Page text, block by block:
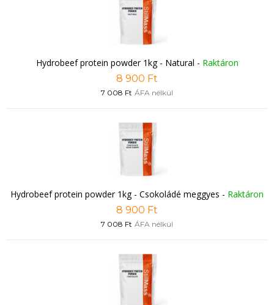
Hydrobeef protein powder 1kg - Natural - Raktáron
8 900 Ft
7 008 Ft ÁFA nélkül
Hydrobeef protein powder 1kg - Csokoládé meggyes - Raktáron
8 900 Ft
7 008 Ft ÁFA nélkül